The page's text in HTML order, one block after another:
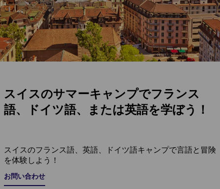
スイスのサマーキャンプでフランス
語、ドイツ語、または英語を学ぼう！
スイスのフランス語、英語、ドイツ語キャンプで言語と冒険
を体験しよう！
お問い合わせ